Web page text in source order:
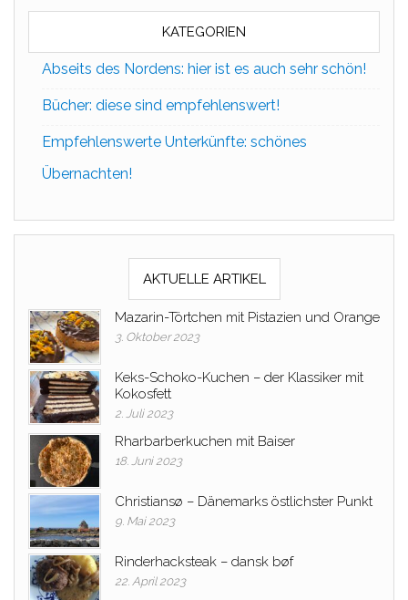
KATEGORIEN
Abseits des Nordens: hier ist es auch sehr schön!
Bücher: diese sind empfehlenswert!
Empfehlenswerte Unterkünfte: schönes
Übernachten!
AKTUELLE ARTIKEL
Mazarin-Törtchen mit Pistazien und Orange
3. Oktober 2023
Keks-Schoko-Kuchen – der Klassiker mit
Kokosfett
2. Juli 2023
Rharbarberkuchen mit Baiser
18. Juni 2023
Christiansø – Dänemarks östlichster Punkt
9. Mai 2023
Rinderhacksteak – dansk bøf
22. April 2023